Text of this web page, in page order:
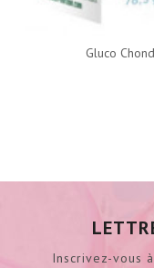
Gluco
Inscrivez-vous